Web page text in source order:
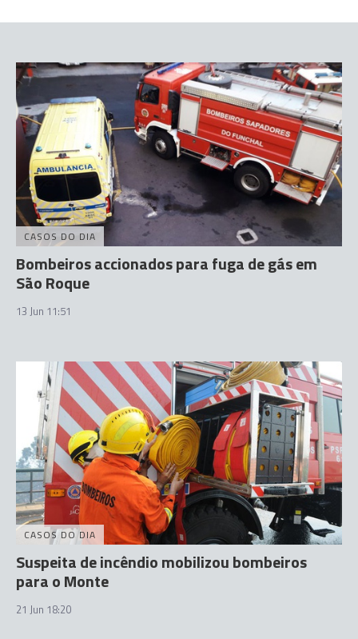
CASOS DO DIA
Bombeiros accionados para fuga de gás em
São Roque
13 Jun 11:51
CASOS DO DIA
Suspeita de incêndio mobilizou bombeiros
para o Monte
21 Jun 18:20